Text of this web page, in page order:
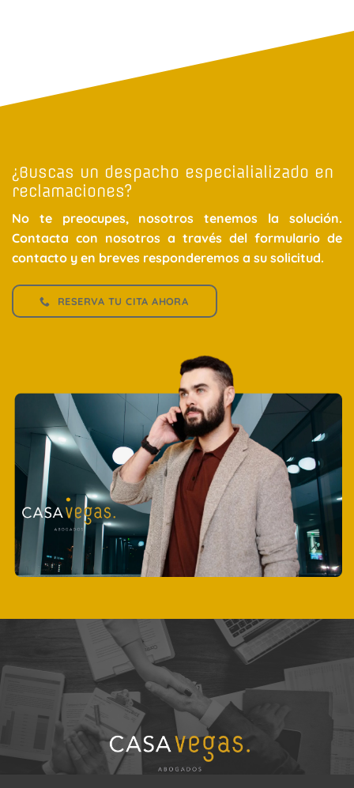
¿Buscas un despacho especialializado en
reclamaciones?
No te preocupes, nosotros tenemos la solución.
Contacta con nosotros a través del formulario de
contacto y en breves responderemos a su solicitud.
RESERVA TU CITA AHORA